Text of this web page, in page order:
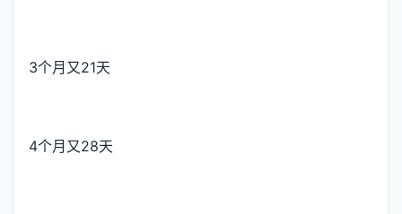
3个月又21天
4个月又28天